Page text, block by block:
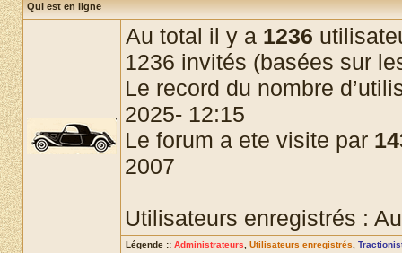
Qui est en ligne
Au total il y a 1236
1236 invités (basées sur
Le record du nombre
2025- 12:15
Le forum a ete visite par
2007
Utilisateurs enregistrés :
Légende :: Administrateurs Utilisateurs enregistrés